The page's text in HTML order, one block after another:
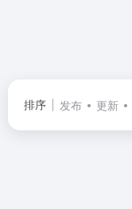
排序 发布 更新